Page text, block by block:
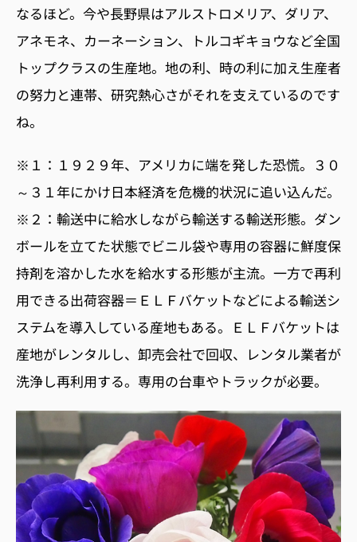
なるほど。今や長野県はアルストロメリア、ダリア、
アネモネ、カーネーション、トルコギキョウなど全国
トップクラスの生産地。地の利、時の利に加え生産者
の努力と連帯、研究熱心さがそれを支えているのです
ね。
※１：１９２９年、アメリカに端を発した恐慌。３０
～３１年にかけ日本経済を危機的状況に追い込んだ。
※２：輸送中に給水しながら輸送する輸送形態。ダン
ボールを立てた状態でビニル袋や専用の容器に鮮度保
持剤を溶かした水を給水する形態が主流。一方で再利
用できる出荷容器＝ＥＬＦバケットなどによる輸送シ
ステムを導入している産地もある。ＥＬＦバケットは
産地がレンタルし、卸売会社で回収、レンタル業者が
洗浄し再利用する。専用の台車やトラックが必要。